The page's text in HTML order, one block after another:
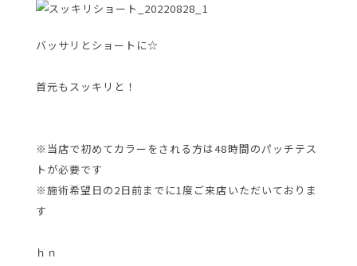
バッサリとショートに☆
首元もスッキリと！
※当店で初めてカラーをされる方は48時間のパッチテス
トが必要です
※施術希望日の2日前までに1度ご来店いただいておりま
す
ｈｎ